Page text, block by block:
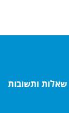
שאלות ותשובות